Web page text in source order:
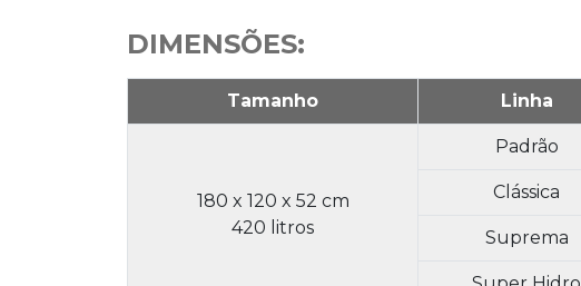
DIMENSÕES:
Tamanho Linha
180 x 120 x 52 cm
420 litros
Padrão
Clássica
Suprema